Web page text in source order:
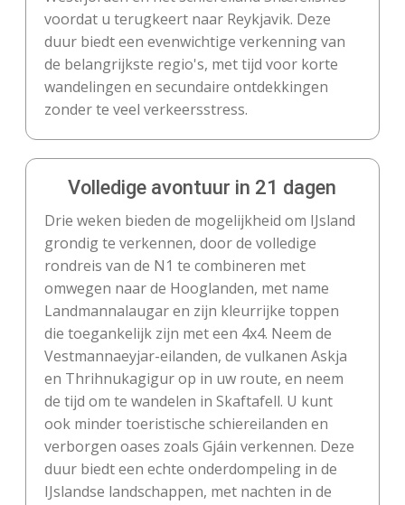
voordat u terugkeert naar Reykjavik. Deze
duur biedt een evenwichtige verkenning van
de belangrijkste regio's, met tijd voor korte
wandelingen en secundaire ontdekkingen
zonder te veel verkeersstress.
Volledige avontuur in 21 dagen
Drie weken bieden de mogelijkheid om IJsland
grondig te verkennen, door de volledige
rondreis van de N1 te combineren met
omwegen naar de Hooglanden, met name
Landmannalaugar en zijn kleurrijke toppen
die toegankelijk zijn met een 4x4. Neem de
Vestmannaeyjar-eilanden, de vulkanen Askja
en Thrihnukagigur op in uw route, en neem
de tijd om te wandelen in Skaftafell. U kunt
ook minder toeristische schiereilanden en
verborgen oases zoals Gjáin verkennen. Deze
duur biedt een echte onderdompeling in de
IJslandse landschappen, met nachten in de